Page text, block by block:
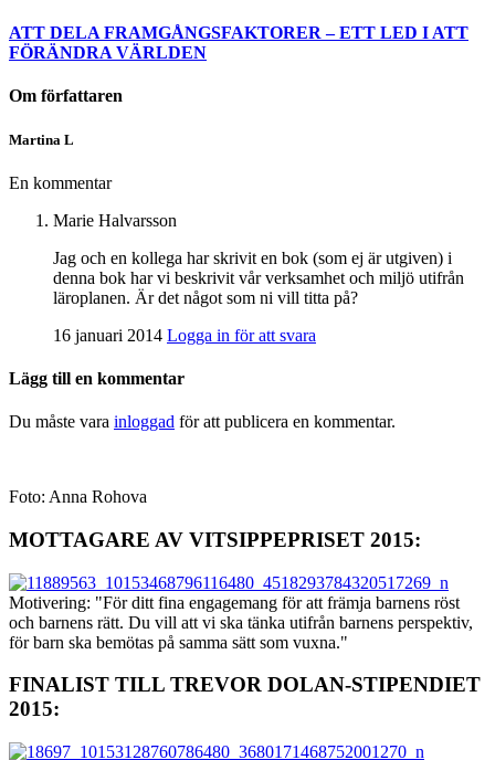
ATT DELA FRAMGÅNGSFAKTORER – ETT LED I ATT
FÖRÄNDRA VÄRLDEN
Om författaren
Martina L
En kommentar
Marie Halvarsson
Jag och en kollega har skrivit en bok (som ej är utgiven) i
denna bok har vi beskrivit vår verksamhet och miljö utifrån
läroplanen. Är det något som ni vill titta på?
16 januari 2014 Logga in för att svara
Lägg till en kommentar
Du måste vara inloggad för att publicera en kommentar.
Foto: Anna Rohova
MOTTAGARE AV VITSIPPEPRISET 2015:
Motivering: "För ditt fina engagemang för att främja barnens röst
och barnens rätt. Du vill att vi ska tänka utifrån barnens perspektiv,
för barn ska bemötas på samma sätt som vuxna."
FINALIST TILL TREVOR DOLAN-STIPENDIET
2015: